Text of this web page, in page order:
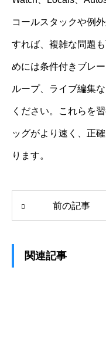
コールスタックや例
すれば、複雑な問題
めには条件付きブレ
ループ、ライブ編集
ください。これらを
ッグがより速く、正
ります。
前の記事
関連記事